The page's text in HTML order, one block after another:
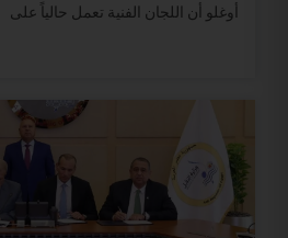
أوغلو أن اللجان الفنية تعمل حالياً على